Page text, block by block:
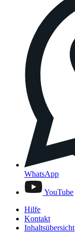
WhatsApp
YouTube
Hilfe
Kontakt
Inhaltsübersicht